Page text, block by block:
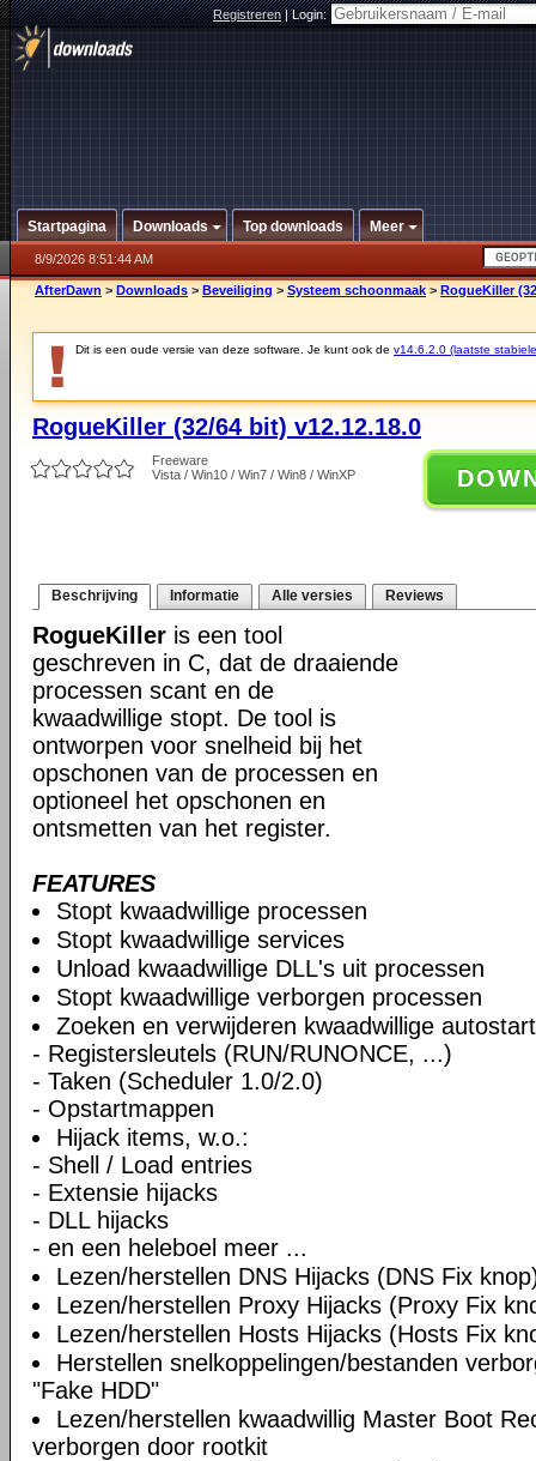
Registreren|Login:
Startpagina Downloads Top downloads Meer
8/9/2026 8:51:44 AM
AfterDawn > Downloads > Beveiliging > Systeem schoonmaak > RogueKiller
Dit is een oude versie van deze software. Je kunt ook de v14.6.2.0 (laatste
RogueKiller (32/64 bit) v12.12.18.0
Freeware
Vista / Win10 / Win7 / Win8 / WinXP
Beschrijving Informatie Alle versies Reviews
RogueKiller is een tool
geschreven in C, dat de draaiende
processen scant en de
kwaadwillige stopt. De tool is
ontworpen voor snelheid bij het
opschonen van de processen en
optioneel het opschonen en
ontsmetten van het register.
FEATURES
Stopt kwaadwillige processen
Stopt kwaadwillige services
Unload kwaadwillige DLL's uit processen
Stopt kwaadwillige verborgen processen
Zoeken en verwijderen kwaadwillige
- Registersleutels (RUN/RUNONCE, ...)
- Taken (Scheduler 1.0/2.0)
- Opstartmappen
Hijack items, w.o.:
- Shell / Load entries
- Extensie hijacks
- DLL hijacks
- en een heleboel meer ...
Lezen/herstellen DNS Hijacks (DNS Fix
Lezen/herstellen Proxy Hijacks (Proxy Fix
Lezen/herstellen Hosts Hijacks (Hosts Fix
Herstellen snelkoppelingen/bestanden
"Fake HDD"
Lezen/herstellen kwaadwillig Master Boot
verborgen door rootkit